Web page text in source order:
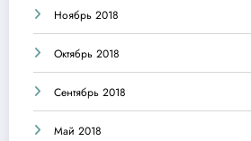
Ноябрь 2018
Октябрь 2018
Сентябрь 2018
Май 2018